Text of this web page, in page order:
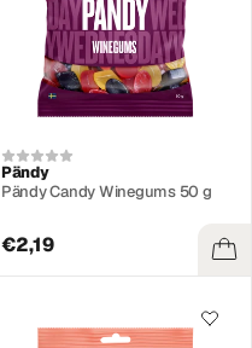
Pändy
Pändy Candy Winegums 50 g
€2,19